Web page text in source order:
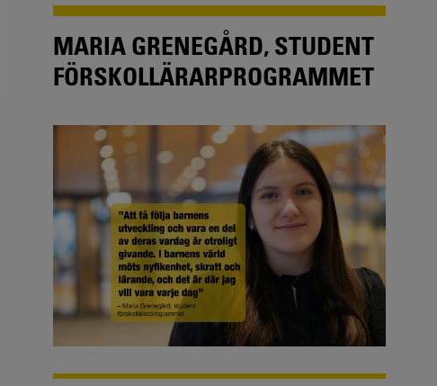
MARIA GRENEGÅRD, STUDENT
FÖRSKOLLÄRARPROGRAMMET